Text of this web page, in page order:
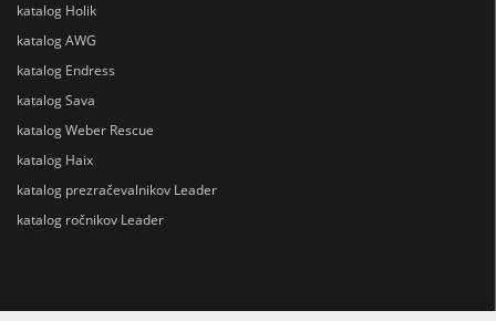
katalog Holik
katalog AWG
katalog Endress
katalog Sava
katalog Weber Rescue
katalog Haix
katalog prezračevalnikov Leader
katalog ročnikov Leader